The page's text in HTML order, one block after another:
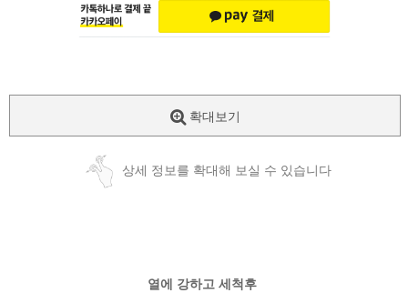
확대보기
상세 정보를 확대해 보실 수 있습니다
열에 강하고 세척후